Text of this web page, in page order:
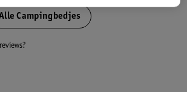
Campingbedjes